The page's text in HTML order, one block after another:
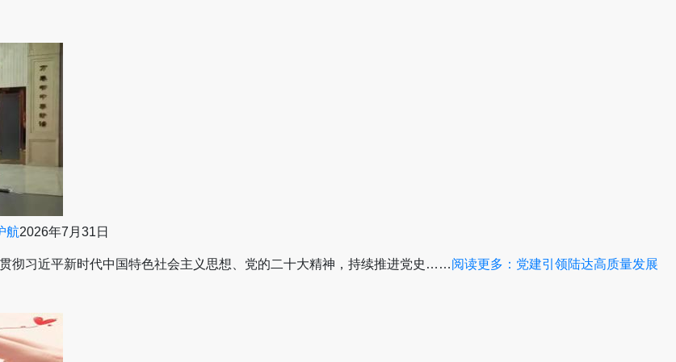
航2026年7月31日
彻习近平新时代中国特色社会主义思想、党的二十大精神，持续推进党史……阅读更多 ：党建引领陆达高质量发展